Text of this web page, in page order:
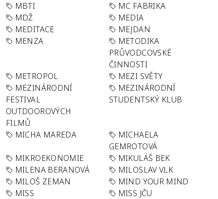
MBTI
MC FABRIKA
MDŽ
MEDIA
MEDITACE
MEJDAN
MENZA
METODIKA
PRŮVODCOVSKÉ
ČINNOSTI
METROPOL
MEZI SVĚTY
MEZINÁRODNÍ
FESTIVAL
OUTDOOROVÝCH
FILMŮ
MEZINÁRODNÍ
STUDENTSKÝ KLUB
MICHA MAREDA
MICHAELA
GEMROTOVÁ
MIKROEKONOMIE
MIKULÁŠ BEK
MILENA BERANOVÁ
MILOSLAV VLK
MILOŠ ZEMAN
MIND YOUR MIND
MISS
MISS JČU